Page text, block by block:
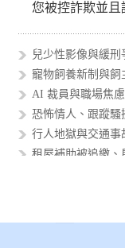
您被控詐欺並且
兒少性影像與緩
寵物飼養新制與飼
AI 裁員與職場焦
恐怖情人、跟蹤騷
行人地獄與交通事
租屋補助被追繳、
個資外洩後的人